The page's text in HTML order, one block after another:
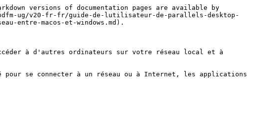
versions of documentation pages are available by
ug/v20-fr-fr/guide-de-lutilisateur-de-parallels-desktop-
entre-macos-et-windows.md).
à d'autres ordinateurs sur votre réseau local et à
pour se connecter à un réseau ou à Internet, les applications